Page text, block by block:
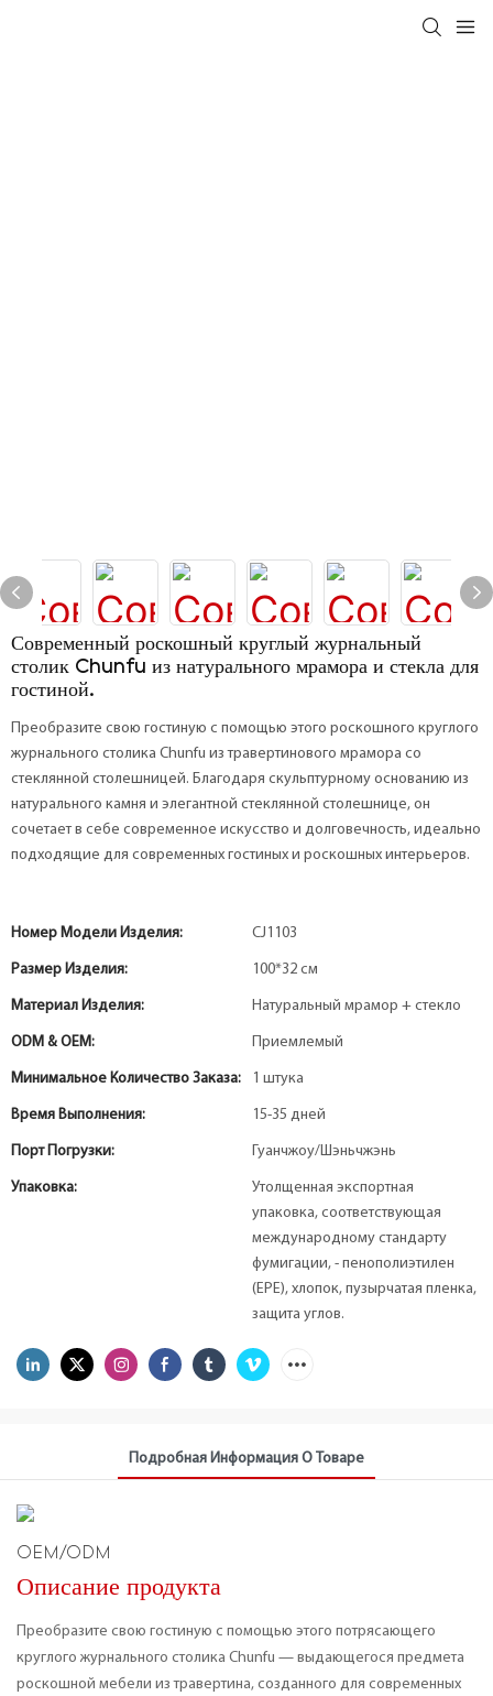
Современный роскошный круглый журнальный
столик Chunfu из натурального мрамора и стекла для
гостиной.
Преобразите свою гостиную с помощью этого роскошного круглого
журнального столика Chunfu из травертинового мрамора со
стеклянной столешницей. Благодаря скульптурному основанию из
натурального камня и элегантной стеклянной столешнице, он
сочетает в себе современное искусство и долговечность, идеально
подходящие для современных гостиных и роскошных интерьеров.
Номер Модели Изделия: CJ1103
Размер Изделия: 100*32 см
Материал Изделия: Натуральный мрамор + стекло
ODM & OEM: Приемлемый
Минимальное Количество Заказа: 1 штука
Время Выполнения: 15-35 дней
Порт Погрузки: Гуанчжоу/Шэньчжэнь
Упаковка:
Утолщенная экспортная
упаковка, соответствующая
международному стандарту
фумигации, - пенополиэтилен
(EPE), хлопок, пузырчатая пленка,
защита углов.
Подробная Информация О Товаре
OEM/ODM
Описание продукта
Преобразите свою гостиную с помощью этого потрясающего
круглого журнального столика Chunfu — выдающегося предмета
роскошной мебели из травертина, созданного для современных